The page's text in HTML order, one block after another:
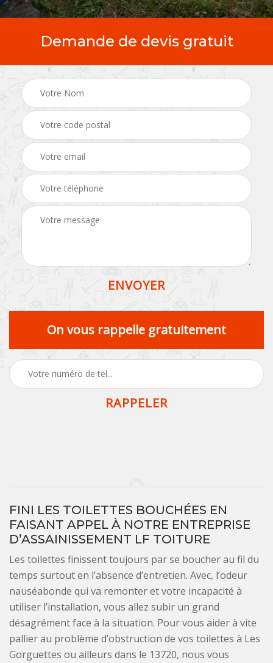
Demande de devis gratuit
On vous rappelle gratuitement
FINI LES TOILETTES BOUCHÉES EN
FAISANT APPEL À NOTRE ENTREPRISE
D’ASSAINISSEMENT LF TOITURE
Les toilettes finissent toujours par se boucher au fil du
temps surtout en l’absence d’entretien. Avec, l’odeur
nauséabonde qui va remonter et votre incapacité à
utiliser l’installation, vous allez subir un grand
désagrément face à la situation. Pour vous aider à vite
pallier au problème d’obstruction de vos toilettes à Les
Gorguettes ou ailleurs dans le 13720, nous vous